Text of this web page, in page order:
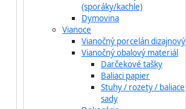
(sporáky/kachle)
Dymovina
Vianoce
Vianočný porcelán dizajnový
Vianočný obalový materiál
Darčekové tašky
Baliaci papier
Stuhy / rozety / baliace
sady